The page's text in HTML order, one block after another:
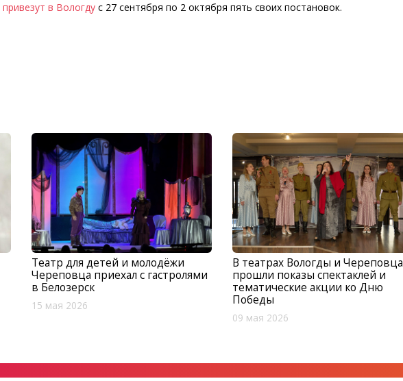
привезут в Вологду с 27 сентября по 2 октября пять своих постановок.
Театр для детей и молодёжи
Череповца приехал с гастролями
в Белозерск
15 мая 2026
В театрах Вологды и Череповца
прошли показы спектаклей и
тематические акции ко Дню
Победы
09 мая 2026